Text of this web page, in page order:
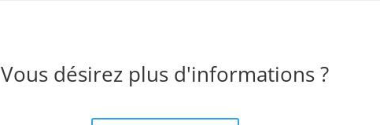
Vous désirez plus d'informations ?